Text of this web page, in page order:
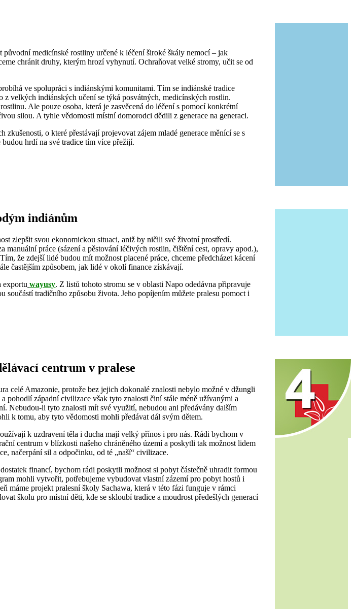
původní medicínské rostliny určené k léčení široké škály nemocí – jak
chránit druhy, kterým hrozí vyhynutí. Ochraňovat velké stromy, učit se od
ve spolupráci s indiánskými komunitami. Tím se indiánské tradice
z velkých indiánských učení se týká posvátných, medicínských rostlin.
Ale pouze osoba, která je zasvěcená do léčení s pomocí konkrétní
silou. A tyhle vědomosti místní domorodci dědili z generace na generaci.
zkušenosti, o které přestávají projevovat zájem mladé generace měnící se s
hrdí na své tradice tím více přežijí.
indiánům
zlepšit svou ekonomickou situaci, aniž by ničili své životní prostředí.
manuální práce (sázení a pěstování léčivých rostlin, čištění cest, opravy apod.),
že zdejší lidé budou mít možnost placené práce, chceme předcházet kácení
častějším způsobem, jak lidé v okolí finance získávají.
exportu wayusy. Z listů tohoto stromu se v oblasti Napo odedávna připravuje
součástí tradičního způsobu života. Jeho popíjením můžete pralesu pomoct i
centrum v pralese
celé Amazonie, protože bez jejich dokonalé znalosti nebylo možné v džungli
pohodlí západní civilizace však tyto znalosti činí stále méně užívanými a
Nebudou-li tyto znalosti mít své využití, nebudou ani předávány dalším
k tomu, aby tyto vědomosti mohli předávat dál svým dětem.
k uzdravení těla i ducha mají velký přínos i pro nás. Rádi bychom v
centrum v blízkosti našeho chráněného území a poskytli tak možnost lidem
načerpání sil a odpočinku, od té „naší“ civilizace.
financí, bychom rádi poskytli možnost si pobyt částečně uhradit formou
mohli vytvořit, potřebujeme vybudovat vlastní zázemí pro pobyt hostů i
máme projekt pralesní školy Sachawa, která v této fázi funguje v rámci
školu pro místní děti, kde se skloubí tradice a moudrost předešlých generací